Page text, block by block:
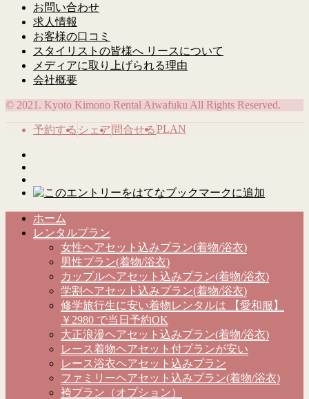
お問い合わせ
求人情報
お客様の口コミ
スタイリストの皆様へ リースについて
メディアに取り上げられる理由
会社概要
© 2021. Kyoto Kimono Rental Aiwafuku All Rights Reserved.
予約する シェア 問合せるPLAN
ホーム
レンタルプラン
女性ヘアセット込みプラン(着物/浴衣)
男性プラン(着物/浴衣)
カップルヘアセット込みプラン(着物/浴衣)
学割ヘアセット込みプラン(着物/浴衣)
修学旅行生に安い着物レンタルは 【愛和服】
￥2980 で当日予約OK
大正浪漫ヘアセット込みプラン(着物/浴衣)
レース着物ヘアセット付プランが安い
レース浴衣ヘアセット込みプラン
ファミリーヘアセット込みプラン(着物/浴衣)
袴プラン（オプション）